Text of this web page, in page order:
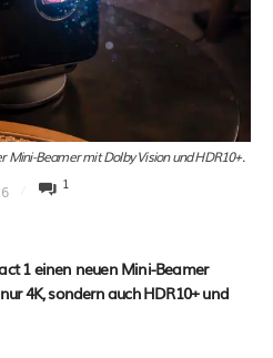
Mini-Beamer mit Dolby Vision und HDR10+.
1
1 einen neuen Mini-Beamer
4K, sondern auch HDR10+ und